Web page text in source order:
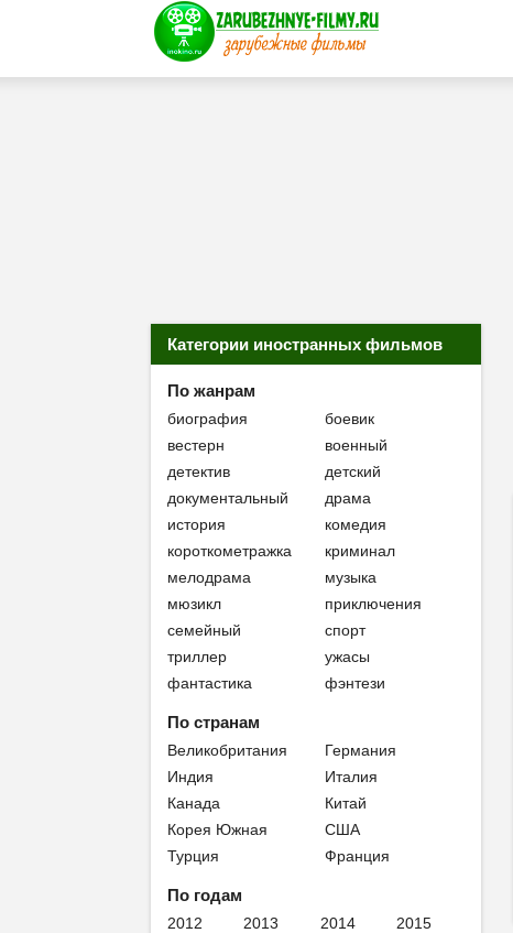
Категории иностранных фильмов
По жанрам
биография
боевик
вестерн
военный
детектив
детский
документальный
драма
история
комедия
короткометражка
криминал
мелодрама
музыка
мюзикл
приключения
семейный
спорт
триллер
ужасы
фантастика
фэнтези
По странам
Великобритания
Германия
Индия
Италия
Канада
Китай
Корея Южная
США
Турция
Франция
По годам
2012 2013 2014
2015